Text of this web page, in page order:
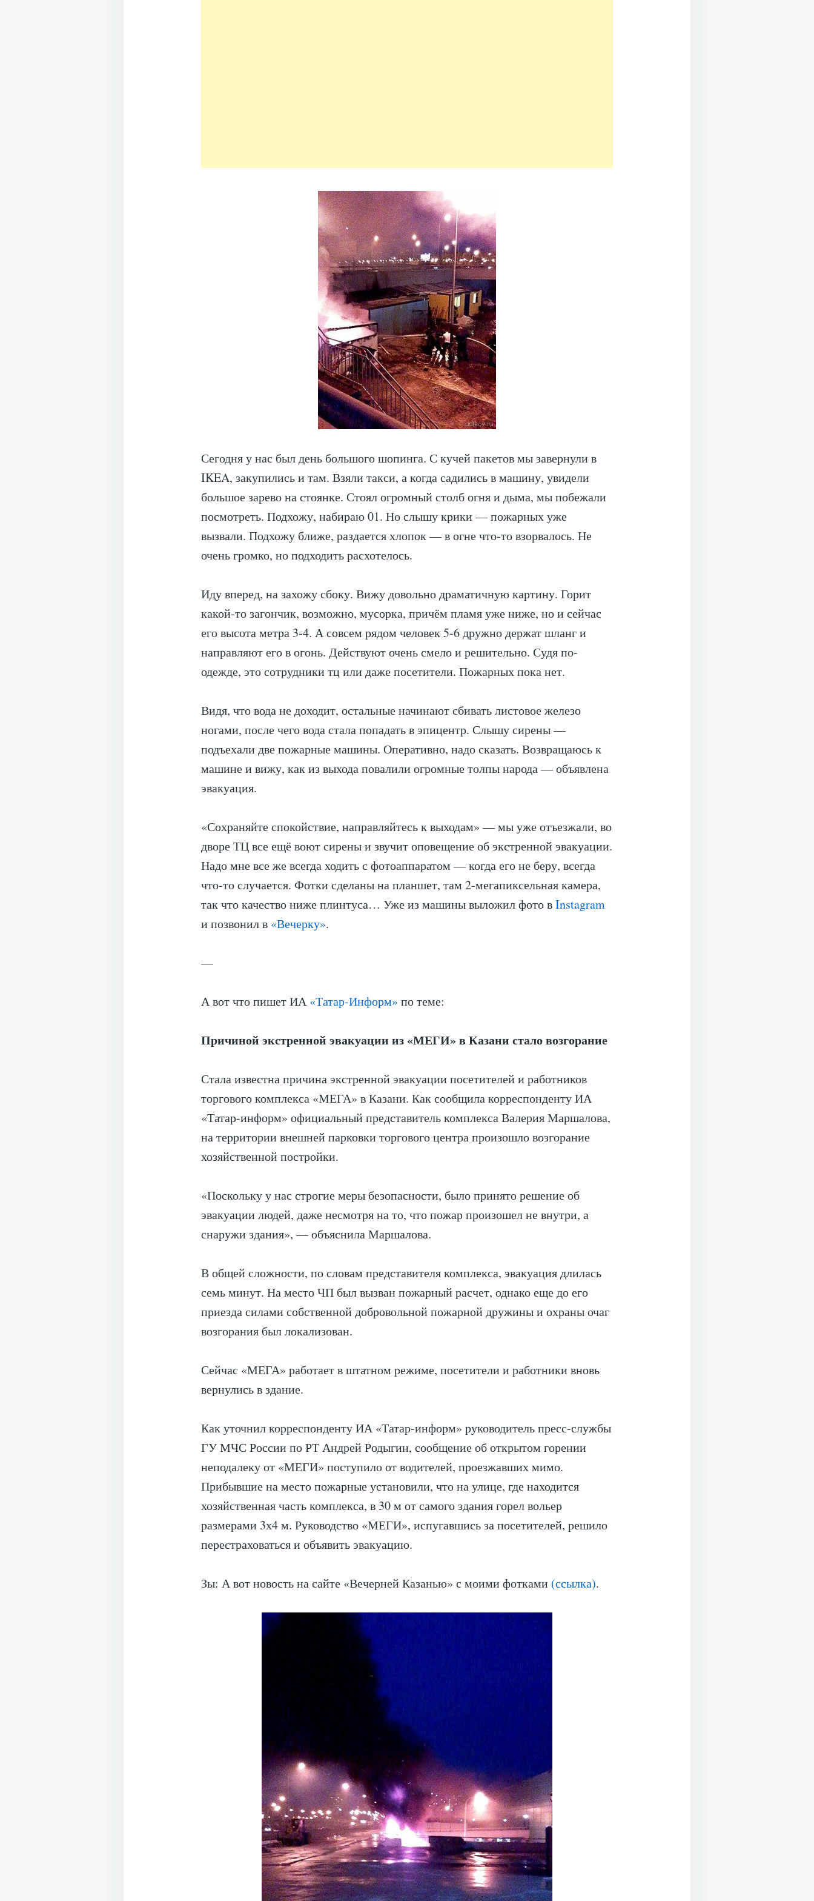
Сегодня у нас был день большого шопинга. С кучей пакетов мы завернули в
IKEA, закупились и там. Взяли такси, а когда садились в машину, увидели
большое зарево на стоянке. Стоял огромный столб огня и дыма, мы побежали
посмотреть. Подхожу, набираю 01. Но слышу крики — пожарных уже
вызвали. Подхожу ближе, раздается хлопок — в огне что-то взорвалось. Не
очень громко, но подходить расхотелось.
Иду вперед, на захожу сбоку. Вижу довольно драматичную картину. Горит
какой-то загончик, возможно, мусорка, причём пламя уже ниже, но и сейчас
его высота метра 3-4. А совсем рядом человек 5-6 дружно держат шланг и
направляют его в огонь. Действуют очень смело и решительно. Судя по-
одежде, это сотрудники тц или даже посетители. Пожарных пока нет.
Видя, что вода не доходит, остальные начинают сбивать листовое железо
ногами, после чего вода стала попадать в эпицентр. Слышу сирены —
подъехали две пожарные машины. Оперативно, надо сказать. Возвращаюсь к
машине и вижу, как из выхода повалили огромные толпы народа — объявлена
эвакуация.
«Сохраняйте спокойствие, направляйтесь к выходам» — мы уже отъезжали, во
дворе ТЦ все ещё воют сирены и звучит оповещение об экстренной эвакуации.
Надо мне все же всегда ходить с фотоаппаратом — когда его не беру, всегда
что-то случается. Фотки сделаны на планшет, там 2-мегапиксельная камера,
так что качество ниже плинтуса… Уже из машины выложил фото вInstagram
и позвонил в «Вечерку».
—
А вот что пишет ИА«Татар-Информ» по теме:
Причиной экстренной эвакуации из «МЕГИ» в Казани стало возгорание
Стала известна причина экстренной эвакуации посетителей и работников
торгового комплекса «МЕГА» в Казани. Как сообщила корреспонденту ИА
«Татар-информ» официальный представитель комплекса Валерия Маршалова,
на территории внешней парковки торгового центра произошло возгорание
хозяйственной постройки.
«Поскольку у нас строгие меры безопасности, было принято решение об
эвакуации людей, даже несмотря на то, что пожар произошел не внутри, а
снаружи здания», — объяснила Маршалова.
В общей сложности, по словам представителя комплекса, эвакуация длилась
семь минут. На место ЧП был вызван пожарный расчет, однако еще до его
приезда силами собственной добровольной пожарной дружины и охраны очаг
возгорания был локализован.
Сейчас «МЕГА» работает в штатном режиме, посетители и работники вновь
вернулись в здание.
Как уточнил корреспонденту ИА «Татар-информ» руководитель пресс-службы
ГУ МЧС России по РТ Андрей Родыгин, сообщение об открытом горении
неподалеку от «МЕГИ» поступило от водителей, проезжавших мимо.
Прибывшие на место пожарные установили, что на улице, где находится
хозяйственная часть комплекса, в 30 м от самого здания горел вольер
размерами 3х4 м. Руководство «МЕГИ», испугавшись за посетителей, решило
перестраховаться и объявить эвакуацию.
Зы: А вот новость на сайте «Вечерней Казанью» с моими фотками (ссылка).